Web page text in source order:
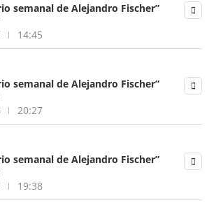
semanal de Alejandro Fischer”
14:45
semanal de Alejandro Fischer”
20:27
semanal de Alejandro Fischer”
19:38